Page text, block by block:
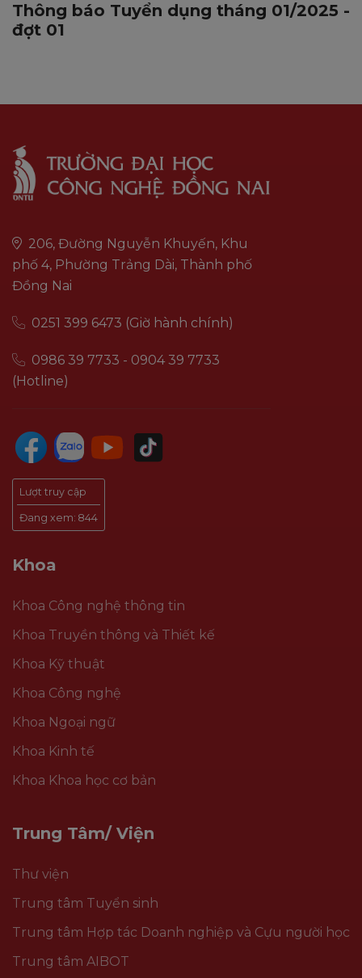
Thông báo Tuyển dụng tháng 01/2025 -
đợt 01
206, Đường Nguyễn Khuyến, Khu
phố 4, Phường Trảng Dài, Thành phố
Đồng Nai
0251 399 6473 (Giờ hành chính)
0986 39 7733 - 0904 39 7733
(Hotline)
Lượt truy cập
Đang xem: 844
Khoa
Khoa Công nghệ thông tin
Khoa Truyền thông và Thiết kế
Khoa Kỹ thuật
Khoa Công nghệ
Khoa Ngoại ngữ
Khoa Kinh tế
Khoa Khoa học cơ bản
Trung Tâm/ Viện
Thư viện
Trung tâm Tuyển sinh
Trung tâm Hợp tác Doanh nghiệp và Cựu người học
Trung tâm AIBOT